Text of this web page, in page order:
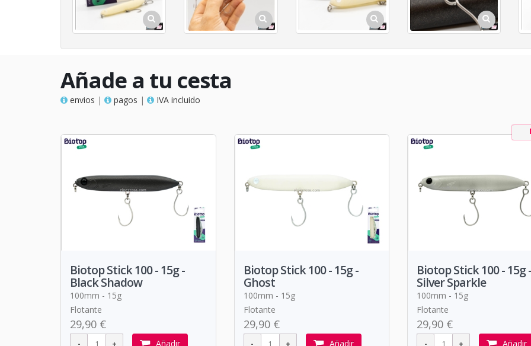
Añade a tu cesta
envios | pagos | IVA incluido
Biotop Stick 100 - 15g -
Black Shadow
100mm - 15g
Flotante
29,90 €
Añadir
Biotop Stick 100 - 15g -
Ghost
100mm - 15g
Flotante
29,90 €
Añadir
Biotop Stick 100 - 15g -
Silver Sparkle
100mm - 15g
Flotante
29,90 €
Añadir